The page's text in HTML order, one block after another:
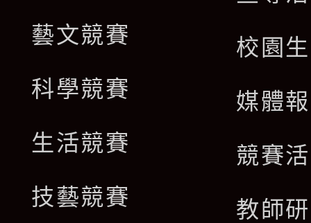
藝文競賽
科學競賽
生活競賽
技藝競賽
校園
媒體
競賽
教師